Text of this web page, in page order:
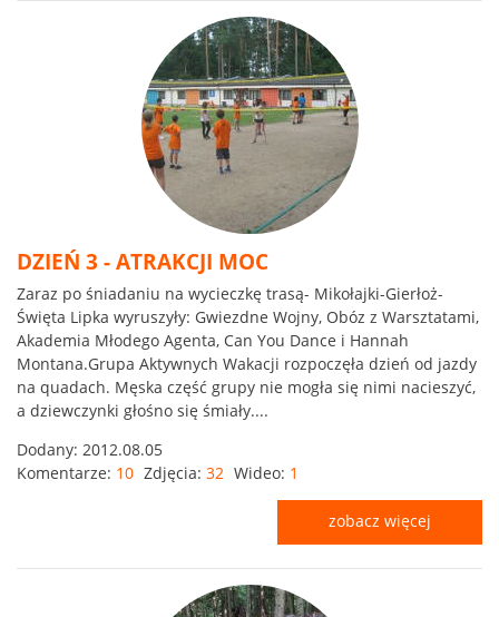
DZIEŃ 3 - ATRAKCJI MOC
Zaraz po śniadaniu na wycieczkę trasą- Mikołajki-Gierłoż-
Święta Lipka wyruszyły: Gwiezdne Wojny, Obóz z Warsztatami,
Akademia Młodego Agenta, Can You Dance i Hannah
Montana.Grupa Aktywnych Wakacji rozpoczęła dzień od jazdy
na quadach. Męska część grupy nie mogła się nimi nacieszyć,
a dziewczynki głośno się śmiały....
Dodany: 2012.08.05
Komentarze: 10 Zdjęcia: 32 Wideo: 1
zobacz więcej